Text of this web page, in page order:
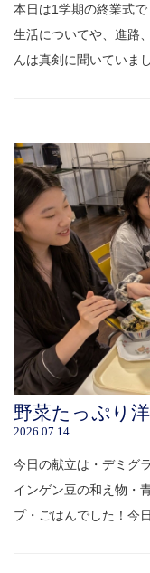
本日は1学期の終業式
生活についてや、進路
んは真剣に聞いていまし
野菜たっぷり
2026.07.14
今日の献立は・デミグ
インゲン豆の和え物・
プ・ごはんでした！今